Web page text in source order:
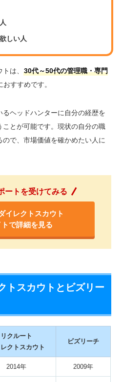
しい人
トは、30代～50代の管理職・専門
おすすめです。
ヘッドハンターに自分の経歴を
とが可能です。現状の自分の職
で、市場価値を確かめたい人に
ートを受けてみる
イレクトスカウト
で詳細を見る
トスカウトとビズリー
リクルート
クトスカウト
ビズリーチ
2014年 2009年